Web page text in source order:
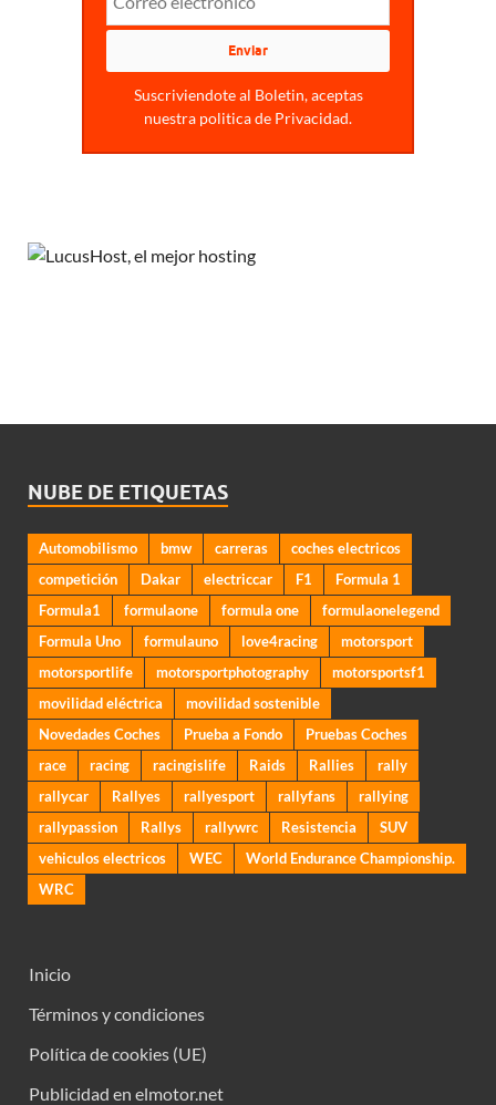
Suscriviendote al Boletin, aceptas
nuestra politica de Privacidad.
NUBE DE ETIQUETAS
Automobilismo bmw carreras
coches electricos
competición
Dakar electriccar F1
Formula 1
Formula1
formulaone formula one
formulaonelegend
Formula Uno
formulauno love4racing
motorsport
motorsportlife
motorsportphotography
motorsportsf1
movilidad eléctrica
movilidad sostenible
Novedades Coches
Prueba a Fondo
Pruebas Coches
race
racing racingislife Raids Rallies
rally
rallycar
Rallyes rallyesport rallyfans
rallying
rallypassion
Rallys rallywrc Resistencia
SUV
vehiculos electricos
WEC
World Endurance Championship.
WRC
Inicio
Términos y condiciones
Política de cookies (UE)
Publicidad en elmotor.net